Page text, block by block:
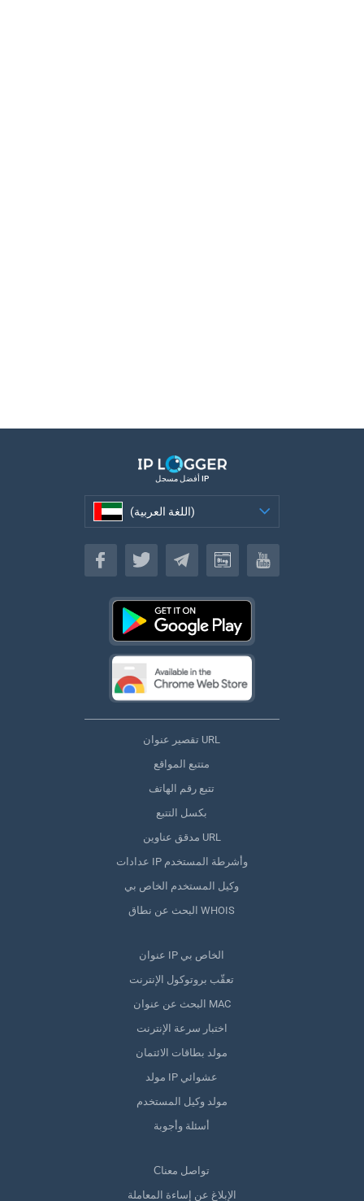
أفضل مسجل IP
(اللغة العربية)
(اللغة العربية)
تقصير عنوان URL
متتبع المواقع
تتبع رقم الهاتف
بكسل التتبع
مدقق عناوين URL
عدادات IP وأشرطة المستخدم
وكيل المستخدم الخاص بي
البحث عن نطاق WHOIS
عنوان IP الخاص بي
تعقّب بروتوكول الإنترنت
البحث عن عنوان MAC
اختبار سرعة الإنترنت
مولد بطاقات الائتمان
مولد IP عشوائي
مولد وكيل المستخدم
أسئلة وأجوبة
Сتواصل معنا
الإبلاغ عن إساءة المعاملة